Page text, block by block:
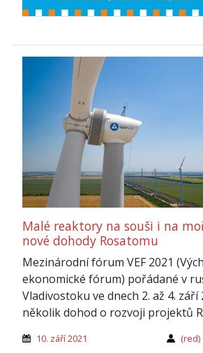
Malé reaktory na souši i na
nové dohody Rosatomu
Mezinárodní fórum VEF 2021
ekonomické fórum) pořádané v
Vladivostoku ve dnech 2. až 4.
několik dohod o rozvoji projektů
10. září 2021 (red)